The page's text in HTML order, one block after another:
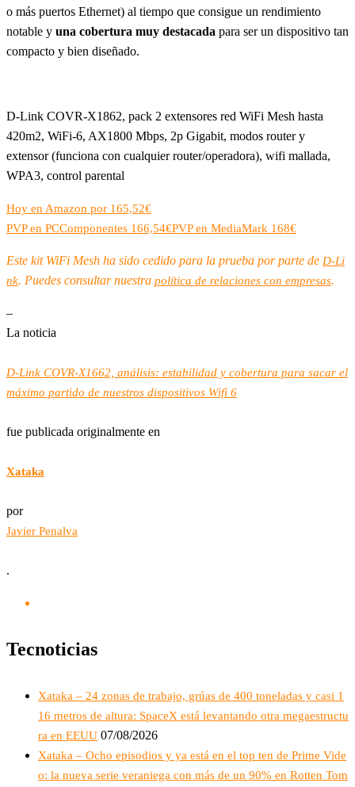
o más puertos Ethernet) al tiempo que consigue un rendimiento
notable y una cobertura muy destacada para ser un dispositivo tan
compacto y bien diseñado.
D-Link COVR-X1862, pack 2 extensores red WiFi Mesh hasta
420m2, WiFi-6, AX1800 Mbps, 2p Gigabit, modos router y
extensor (funciona con cualquier router/operadora), wifi mallada,
WPA3, control parental
Hoy en Amazon por 165,52€
PVP en PCComponentes 166,54€PVP en MediaMark 168€
Este kit WiFi Mesh ha sido cedido para la prueba por parte de D-Li
nk. Puedes consultar nuestra política de relaciones con empresas.
–
La noticia
D-Link COVR-X1662, análisis: estabilidad y cobertura para sacar el
máximo partido de nuestros dispositivos Wifi 6
fue publicada originalmente en
Xataka
por
Javier Penalva
.
Tecnoticias
Xataka – 24 zonas de trabajo, grúas de 400 toneladas y casi 1
16 metros de altura: SpaceX está levantando otra megaestructu
ra en EEUU 07/08/2026
Xataka – Ocho episodios y ya está en el top ten de Prime Vide
o: la nueva serie veraniega con más de un 90% en Rotten Tom